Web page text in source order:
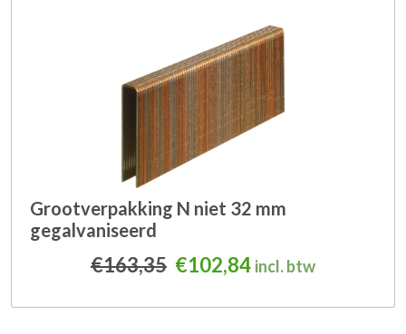
Grootverpakking N niet 32 mm
gegalvaniseerd
€163,35 Oorspronkelijke prijs
€102,84Huidige prijs is:
incl. btw